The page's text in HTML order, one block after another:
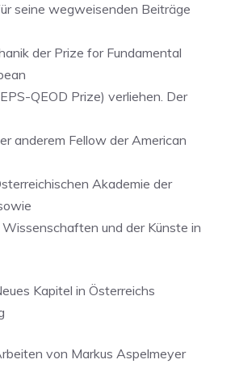
seine wegweisenden Beiträge
der Prize for Fundamental
QEOD Prize) verliehen. Der
anderem Fellow der American
Akademie der
und der Künste in
Kapitel in Österreichs
von Markus Aspelmeyer